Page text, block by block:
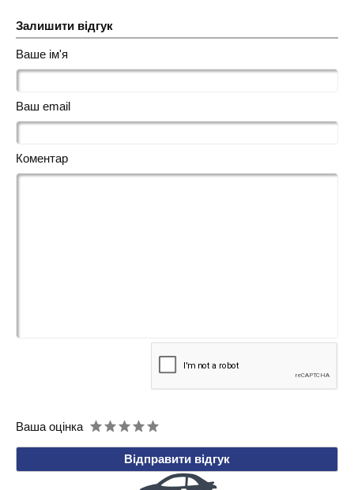
Залишити відгук
Ваше ім'я
Ваш email
Коментар
Ваша оцінка
Відправити відгук